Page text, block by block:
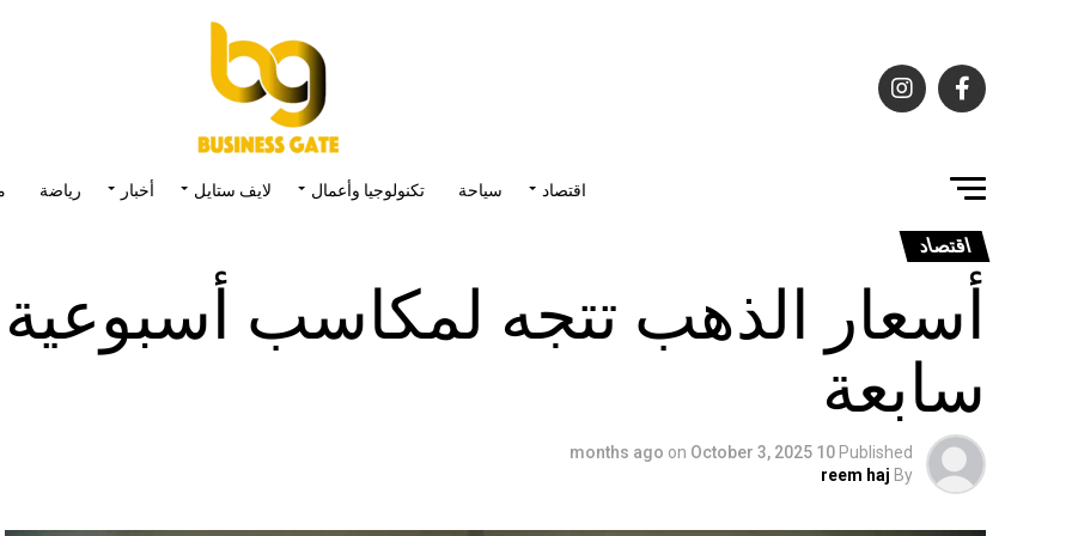
اقتصاد سياحة تكنولوجيا وأعمال لايف ستايل أخبار رياضة
اقتصاد
أسعار الذهب تتجه لمكاسب أسبوعية
سابعة
Published
10 months ago
on October 3, 2025
By
reem haj